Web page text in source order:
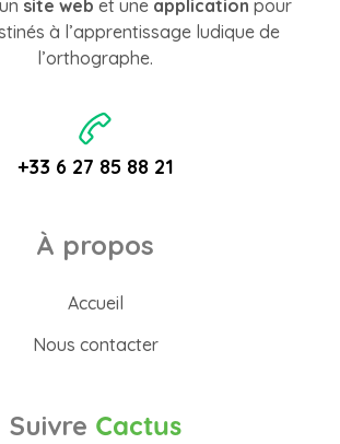
site web et une application pour
à l’apprentissage ludique de
l’orthographe.
+33 6 27 85 88 21
À propos
Accueil
Nous contacter
Suivre Cactus